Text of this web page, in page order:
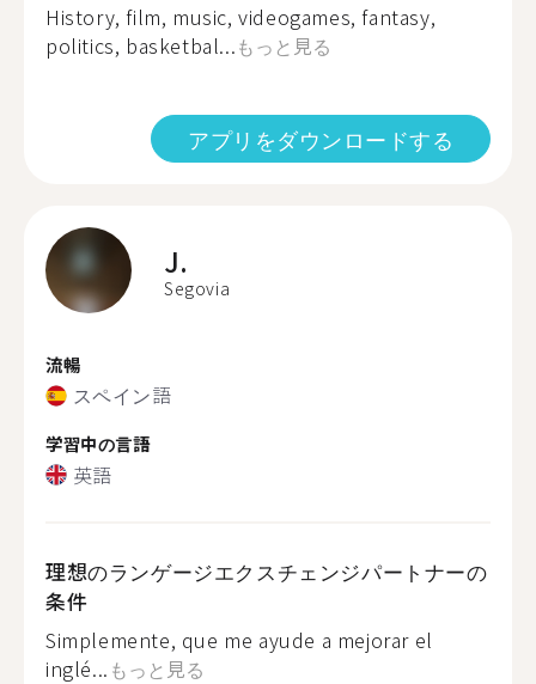
History, film, music, videogames, fantasy,
politics, basketbal...もっと見る
アプリをダウンロードする
J.
Segovia
流暢
スペイン語
学習中の言語
英語
理想のランゲージエクスチェンジパートナーの
条件
Simplemente, que me ayude a mejorar el
inglé... もっと見る